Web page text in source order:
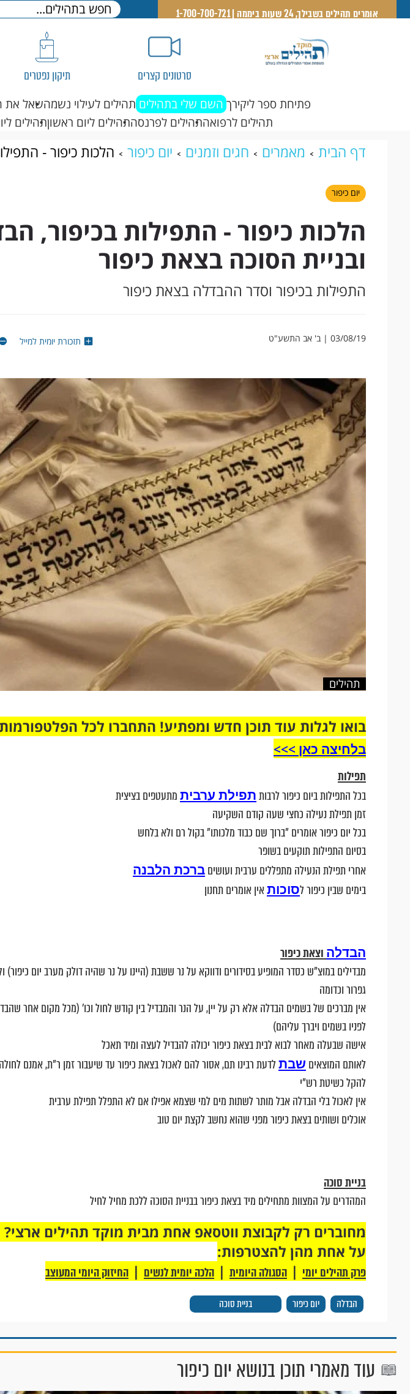
אומרים תהילים בשבילך, 24 שעות ביממה | 1-700-700-721
סרטונים קצרים תיקון נפטרים
פתיחת ספר ליקירך השם שלי בתהילים תהילים לעילוי נשמהשאל את
תהילים לרפואהתהילים לפרנסהתהילים ליום ראשוןתהילים
דף הבית מאמרים חגים וזמנים יום כיפור
הלכות כיפור -
ובניית הסוכה בצאת כיפור
יום כיפור
הלכות כיפור - התפילות בכיפור,
ובניית הסוכה בצאת כיפור
התפילות בכיפור וסדר ההבדלה בצאת כיפור
03/08/19 | ב' אב התשע"ט תזכורת יומית למייל
תהילים
בואו לגלות עוד תוכן חדש ומפתיע! התחברו לכל
בלחיצה כאן >>>​
תפילות
בכל התפילות ביום כיפור לרבותתפילת ערביתמתעטפים בציצית
זמן תפילת נעילה כחצי שעה קודם השקיעה
בכל יום כיפור אומרים "ברוך שם כבוד מלכותו" בקול רם ולא בלחש
בסיום התפילות תוקעים בשופר
אחרי תפילת הנעילה מתפללים ערבית ועושיםברכת הלבנה
בימים שבין כיפור לסוכותאין אומרים תחנון
הבדלה וצאת כיפור
מבדילים במוצ"ש כסדר המופיע בסידורים ודווקא על נר ששבת (היינו על נר שהיה דולק מערב יום כיפור)
גפרור וכדומה
אין מברכים של בשמים הבדלה אלא רק על יין, על הנר והמבדיל בין קודש לחול וכו' (מכל מקום אחר
לפניו בשמים ויברך עליהם)
אישה שבעלה מאחר לבוא לבית בצאת כיפור יכולה להבדיל לעצה ומיד תאכל
לאותם המוצאים שבתלדעת רבינו תם, אסור להם לאכול בצאת כיפור עד שיעבור זמן ר"ת, אמנם
להקל כשיטת רש"י
אין לאכול בלי הבדלה אבל מותר לשתות מים למי שצמא אפילו אם לא התפלל תפילת ערבית
אוכלים ושותים בצאת כיפור מפני שהוא נחשב לקצת יום טוב
בניית סוכה
המהדרים על המצוות מתחילים מיד בצאת כיפור בבניית הסוכה ללכת מחיל לחיל
הבדלה יום כיפור בניית סוכה
על אחת מהן להצטרפות:
פרק תהילים יומי | הסגולה היומית | הלכה יומית לנשים | החיזוק היומי המעוצב
עוד מאמרי תוכן בנושא יום כיפור